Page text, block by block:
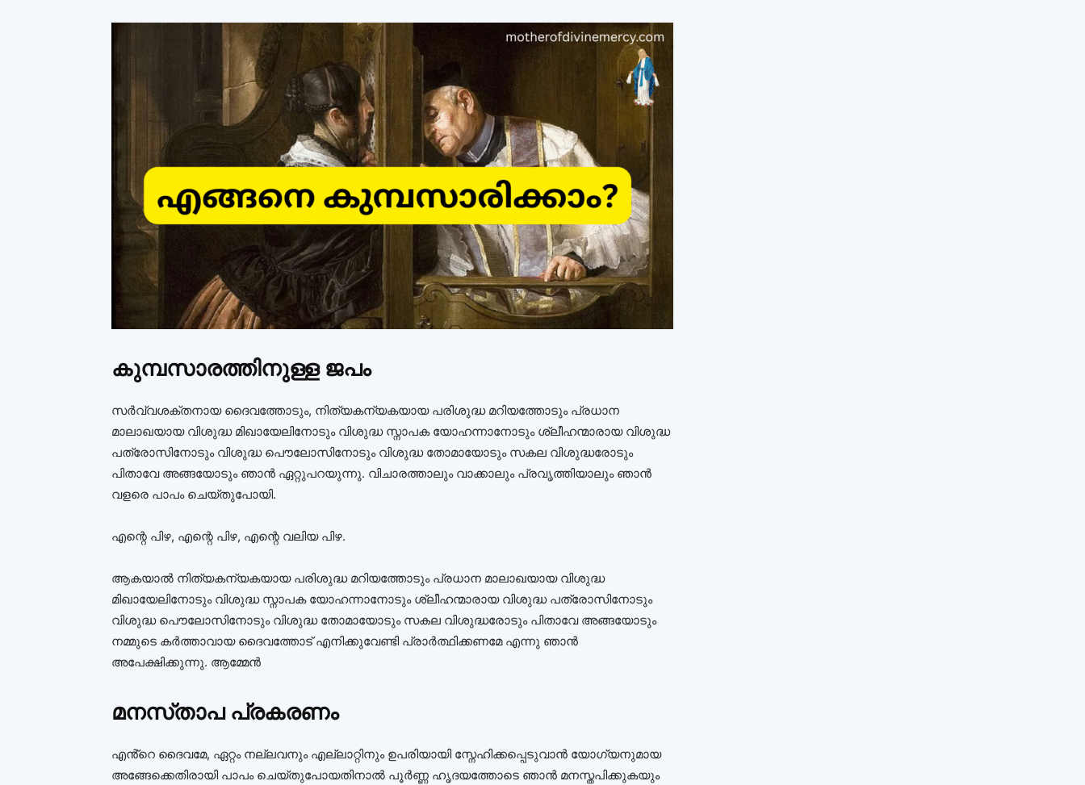
കുമ്പസാരത്തിനുള്ള ജപം
സര്‍വ്വശക്തനായ ദൈവത്തോടും, നിത്യകന്യകയായ പരിശുദ്ധ മറിയത്തോടും പ്രധാന
മാലാഖയായ വിശുദ്ധ മിഖായേലിനോടും വിശുദ്ധ സ്നാപക യോഹന്നാനോടും ശ്ലീഹന്മാരായ വിശുദ്ധ
പത്രോസിനോടും വിശുദ്ധ പൌലോസിനോടും വിശുദ്ധ തോമായോടും സകല വിശുദ്ധരോടും
പിതാവേ അങ്ങയോടും ഞാന്‍ ഏറ്റുപറയുന്നു. വിചാരത്താലും വാക്കാലും പ്രവൃത്തിയാലും ഞാന്‍
വളരെ പാപം ചെയ്തുപോയി.
എന്റെ പിഴ, എന്റെ പിഴ, എന്റെ വലിയ പിഴ.
ആകയാല്‍ നിത്യകന്യകയായ പരിശുദ്ധ മറിയത്തോടും പ്രധാന മാലാഖയായ വിശുദ്ധ
മിഖായേലിനോടും വിശുദ്ധ സ്നാപക യോഹന്നാനോടും ശ്ലീഹന്മാരായ വിശുദ്ധ പത്രോസിനോടും
വിശുദ്ധ പൌലോസിനോടും വിശുദ്ധ തോമായോടും സകല വിശുദ്ധരോടും പിതാവേ അങ്ങയോടും
നമ്മുടെ കര്‍ത്താവായ ദൈവത്തോട് എനിക്കുവേണ്ടി പ്രാർത്ഥിക്കണമേ എന്നു ഞാന്‍
അപേക്ഷിക്കുന്നു. ആമ്മേന്‍
മനസ്‌താപ പ്രകരണം
എൻ്റെ ദൈവമേ, ഏറ്റം നല്ലവനും എല്ലാറ്റിനും ഉപരിയായി സ്നേഹിക്കപ്പെടുവാൻ യോഗ്യനുമായ
അങ്ങേക്കെതിരായി പാപം ചെയ്‌തുപോയതിനാൽ പൂർണ്ണ ഹൃദയത്തോടെ ഞാൻ മനസ്തപിക്കുകയും